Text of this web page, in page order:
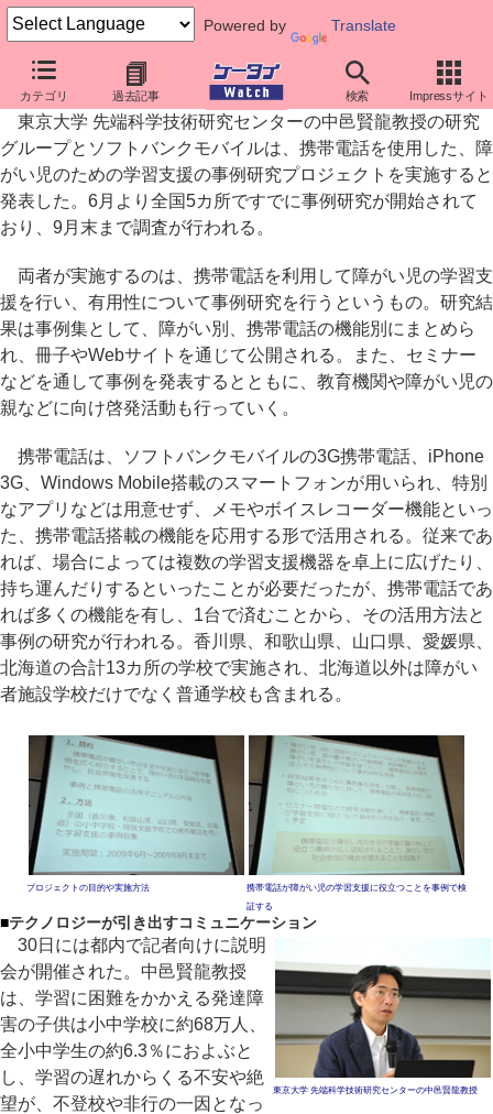
Powered by Translate
カテゴリ 過去記事 検索 Impressサイト
ソフトバンクと東大、携帯で障がい児向けの学習支援プロジェクト
東京大学 先端科学技術研究センターの中邑賢龍教授の研究
グループとソフトバンクモバイルは、携帯電話を使用した、障
がい児のための学習支援の事例研究プロジェクトを実施すると
発表した。6月より全国5カ所ですでに事例研究が開始されて
おり、9月末まで調査が行われる。
両者が実施するのは、携帯電話を利用して障がい児の学習支
援を行い、有用性について事例研究を行うというもの。研究結
果は事例集として、障がい別、携帯電話の機能別にまとめら
れ、冊子やWebサイトを通じて公開される。また、セミナー
などを通して事例を発表するとともに、教育機関や障がい児の
親などに向け啓発活動も行っていく。
携帯電話は、ソフトバンクモバイルの3G携帯電話、iPhone
3G、Windows Mobile搭載のスマートフォンが用いられ、特別
なアプリなどは用意せず、メモやボイスレコーダー機能といっ
た、携帯電話搭載の機能を応用する形で活用される。従来であ
れば、場合によっては複数の学習支援機器を卓上に広げたり、
持ち運んだりするといったことが必要だったが、携帯電話であ
れば多くの機能を有し、1台で済むことから、その活用方法と
事例の研究が行われる。香川県、和歌山県、山口県、愛媛県、
北海道の合計13カ所の学校で実施され、北海道以外は障がい
者施設学校だけでなく普通学校も含まれる。
プロジェクトの目的や実施方法
携帯電話が障がい児の学習支援に役立つことを事例で検
証する
■テクノロジーが引き出すコミュニケーション
東京大学 先端科学技術研究センターの中邑賢龍教授
30日には都内で記者向けに説明
会が開催された。中邑賢龍教授
は、学習に困難をかかえる発達障
害の子供は小中学校に約68万人、
全小中学生の約6.3％におよぶと
し、学習の遅れからくる不安や絶
望が、不登校や非行の一因となっ